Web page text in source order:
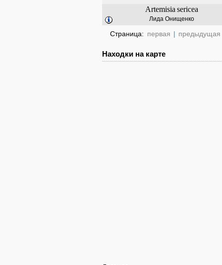
Artemisia sericea
Лида Онищенко
Страница: первая | предыдущая
Находки на карте